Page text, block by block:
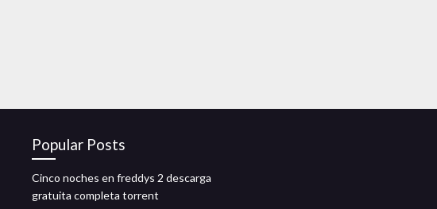
Popular Posts
Cinco noches en freddys 2 descarga
gratuita completa torrent